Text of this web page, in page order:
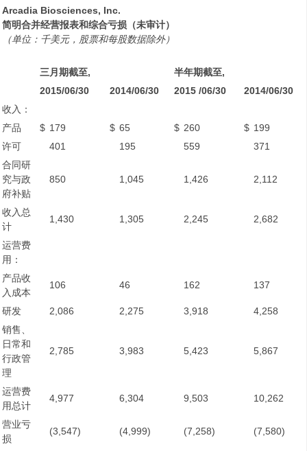
Arcadia Biosciences, Inc.
简明合并经营报表和综合亏损（未审计）
（单位：千美元，股票和每股数据除外）
三月期截至, 半年期截至,
2015/06/30
2014/06/30 2015 /06/30
2014/06/30
收入：
产品
$ 179 $ 65 $ 260 $ 199
许可
401 195 559
371
合同研
究与政
府补贴
850 1,045 1,426 2,112
收入总
计
1,430 1,305 2,245 2,682
运营费
用：
产品收
入成本
106 46 162 137
研发 2,086 2,275 3,918
4,258
销售、
日常和
行政管
理
2,785 3,983 5,423 5,867
运营费
用总计
4,977 6,304 9,503 10,262
营业亏
损
(3,547) (4,999) (7,258) (7,580)